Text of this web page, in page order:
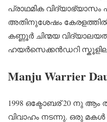
പ്രാഥമിക വിദ്യാഭ്യാസം
അതിനുശേഷം കേരളത്തിൽ
കണ്ണൂർ ചിന്മയ
ഹയർസെക്കൻഡറി
Manju Warrier
1998 ഒക്ടോബര് 20 നു ആം
വിവാഹം നടന്നു. ഒരു